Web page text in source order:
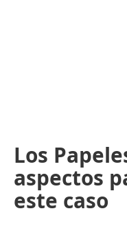
Los
aspectos
este caso